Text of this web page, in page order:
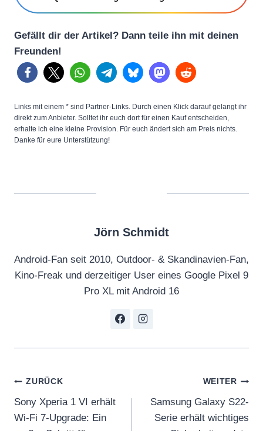
Gefällt dir der Artikel? Dann teile ihn mit deinen
Freunden!
Links mit einem * sind Partner-Links. Durch einen Klick darauf gelangt ihr
direkt zum Anbieter. Solltet ihr euch dort für einen Kauf entscheiden,
erhalte ich eine kleine Provision. Für euch ändert sich am Preis nichts.
Danke für eure Unterstützung!
Jörn Schmidt
Android-Fan seit 2010, Outdoor- & Skandinavien-Fan,
Kino-Freak und derzeitiger User eines Google Pixel 9
Pro XL mit Android 16
Beitragsnavigation
ZURÜCK
Sony Xperia 1 VI erhält
Wi-Fi 7-Upgrade: Ein
WEITER
Samsung Galaxy S22-
Serie erhält wichtiges